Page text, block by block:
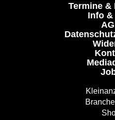
Termine &
Info